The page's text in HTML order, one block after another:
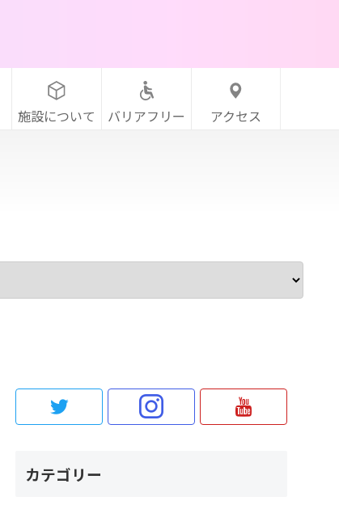
施設について バリアフリー アクセス
カテゴリー